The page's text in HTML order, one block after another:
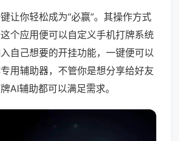
让你轻松成为“必赢”。其操作方式
个应用便可以自定义手机打牌系统
自己想要的开挂功能，一键便可以
用辅助器，不管你是想分享给好友
AI辅助都可以满足需求。